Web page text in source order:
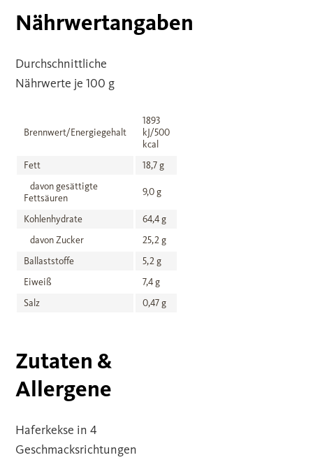
Nährwertangaben
Durchschnittliche
Nährwerte je 100 g
Brennwert/Energiegehalt
1893
kJ/500
kcal
Fett
18,7 g
davon gesättigte
Fettsäuren
9,0 g
Kohlenhydrate
64,4 g
davon Zucker
25,2 g
Ballaststoffe
5,2 g
Eiweiß
7,4 g
Salz
0,47 g
Zutaten &
Allergene
Haferkekse in 4
Geschmacksrichtungen